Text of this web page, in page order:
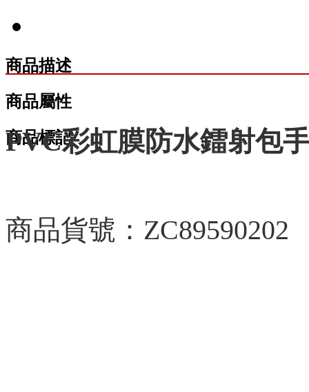
商品描述
商品屬性
商品標記
PVC彩虹膜防水鐳射包
商品貨號：ZC89590202